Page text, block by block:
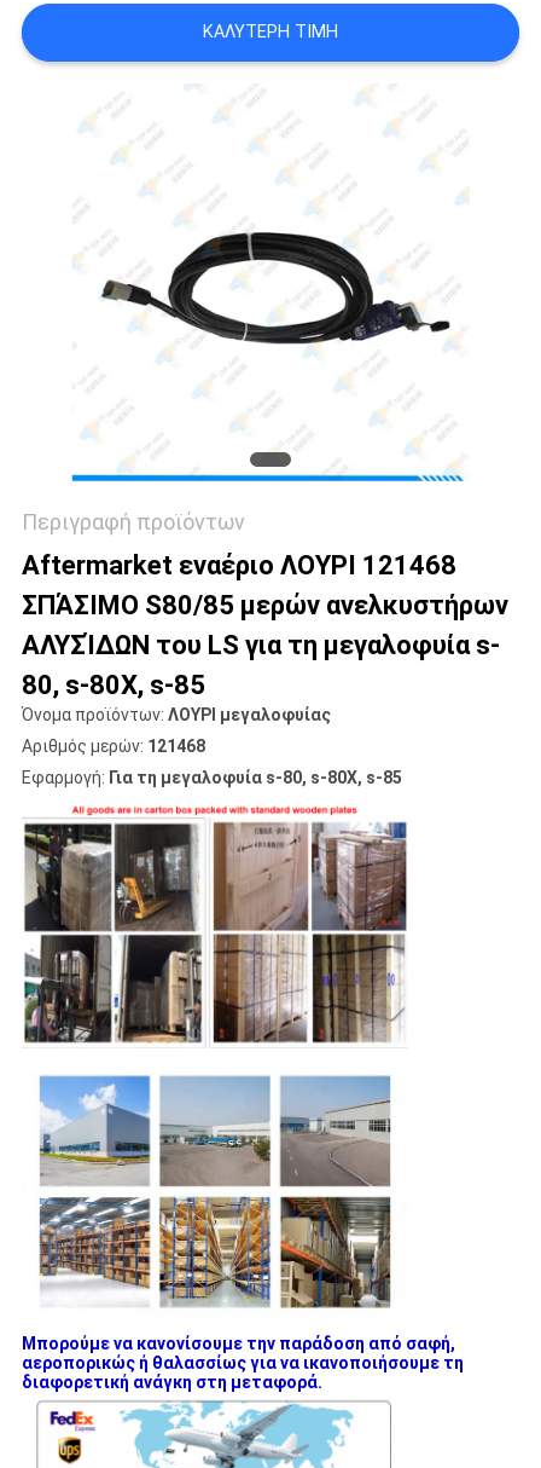
SITEMAP
PRIVACY
POLICY
ΚΑΛΎΤΕΡΗ ΤΙΜΉ
Περιγραφή προϊόντων
Aftermarket εναέριο ΛΟΥΡΙ 121468
ΣΠΆΣΙΜΟ S80/85 μερών ανελκυστήρων
ΑΛΥΣΊΔΩΝ του LS για τη μεγαλοφυία s-
80, s-80X, s-85
Όνομα προϊόντων: ΛΟΥΡΙ μεγαλοφυίας
Αριθμός μερών: 121468
Εφαρμογή: Για τη μεγαλοφυία s-80, s-80X, s-85
Μπορούμε να κανονίσουμε την παράδοση από σαφή,
αεροπορικώς ή θαλασσίως για να ικανοποιήσουμε τη
διαφορετική ανάγκη στη μεταφορά.